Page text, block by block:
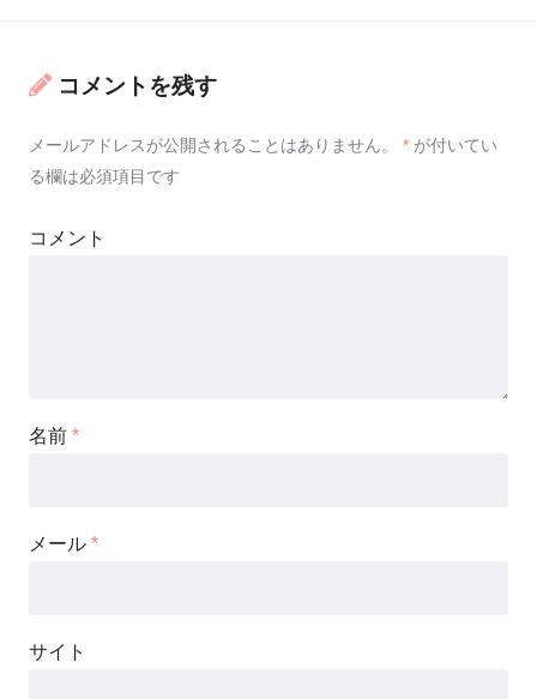
コメントを残す
メールアドレスが公開されることはありません。 * が付いてい
る欄は必須項目です
コメント
名前 *
メール *
サイト